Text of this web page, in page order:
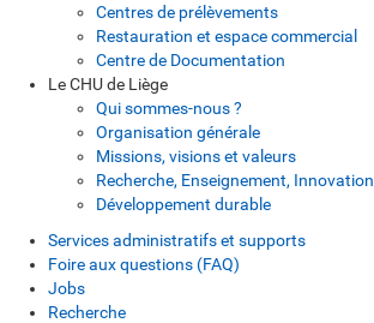
Centres de prélèvements
Restauration et espace commercial
Centre de Documentation
Le CHU de Liège
Qui sommes-nous ?
Organisation générale
Missions, visions et valeurs
Recherche, Enseignement, Innovation
Développement durable
Services administratifs et supports
Foire aux questions (FAQ)
Jobs
Recherche